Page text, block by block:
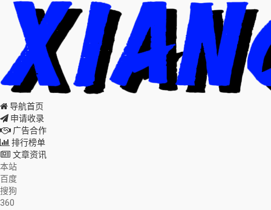
导航首页
申请收录
广告合作
排行榜单
文章资讯
本站
百度
搜狗
360